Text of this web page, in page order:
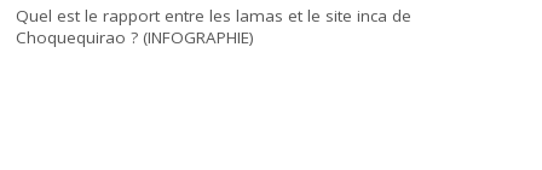
Quel est le rapport entre les lamas et le site inca de
Choquequirao ? (INFOGRAPHIE)